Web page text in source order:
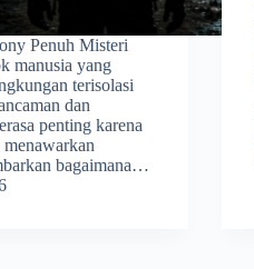
Penuh Misteri
manusia yang
terisolasi
dan
penting karena
bagaimana…